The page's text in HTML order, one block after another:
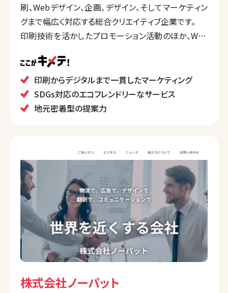
刷、Webデザイン、企画、デザイン、そしてマーケティン
グまで幅広く対応する総合クリエイティブ企業です。
印刷技術を活かしたプロモーション活動のほか、Web
ビジネス価値向上を目指しています。天満屋グループ
の一員であり、SDGsにも積極的に取り組んでいます。
印刷からデジタルまで一貫したマーケティング
SDGs対応のエコフレンドリーなサービス
地元密着型の提案力
株式会社ノーパット